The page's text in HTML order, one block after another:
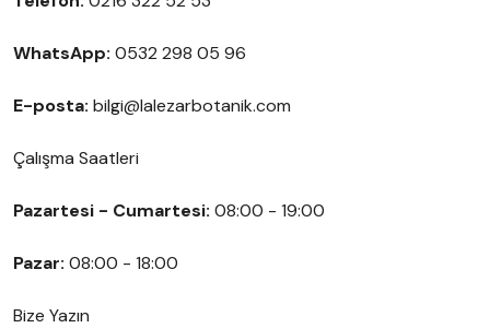
WhatsApp: 0532 298 05 96
E-posta: bilgi@lalezarbotanik.com
Çalışma Saatleri
Pazartesi - Cumartesi: 08:00 - 19:00
Pazar: 08:00 - 18:00
Bize Yazın